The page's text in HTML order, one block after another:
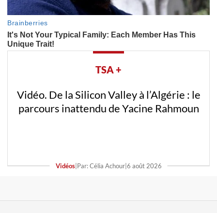
TSA +
Vidéo. Attaque contre un véhicule de la
gendarmerie à Mila : l’assaillant arrêté
Vidéos |Par: Rafik Tadjer| 2 août 2026